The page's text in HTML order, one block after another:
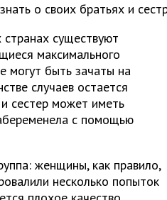
о своих братьях и
существуют
максимального
могут быть зачаты на
случаев остается
сестер может иметь
с помощью
женщины, как правило,
несколько попыток